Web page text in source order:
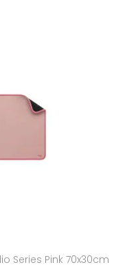
Series Pink 70x30cm